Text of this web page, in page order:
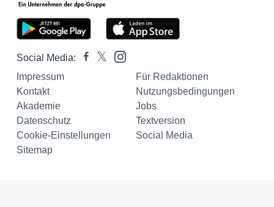
Social Media:
Impressum
Für Redaktionen
Kontakt
Nutzungsbedingungen
Akademie
Jobs
Datenschutz
Textversion
Cookie-Einstellungen
Social Media
Sitemap